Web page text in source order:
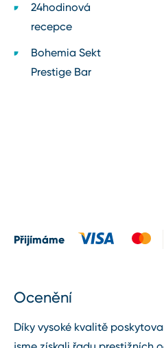
24hodinová
recepce
Bohemia Sekt
Prestige Bar
Přijímáme
Ocenění
Díky vysoké kvalitě